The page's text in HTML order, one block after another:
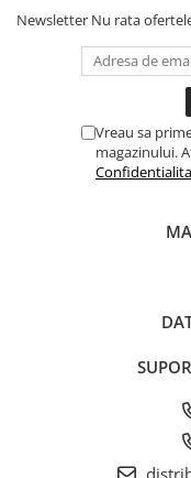
Newsletter Nu rata
Vreau sa
magazinului.